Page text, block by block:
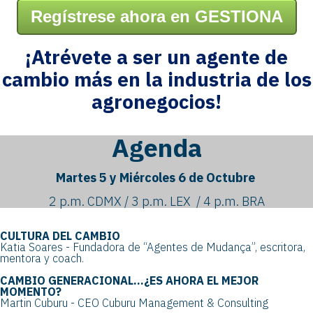
Regístrese ahora en GESTIONA
¡Atrévete a ser un agente de
cambio más en la industria de los
agronegocios!
Agenda
Martes 5 y Miércoles 6 de Octubre
2 p.m. CDMX / 3 p.m. LEX / 4 p.m. BRA
CULTURA DEL CAMBIO
Katia Soares - Fundadora de “Agentes de Mudança”, escritora,
mentora y coach.
CAMBIO GENERACIONAL...¿ES AHORA EL MEJOR
MOMENTO?
Martin Cuburu - CEO Cuburu Management & Consulting